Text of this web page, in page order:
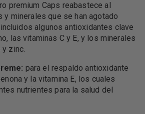
premium Caps reabastece al
y minerales que se han agotado
algunos antioxidantes clave
las vitaminas C y E, y los minerales
y zinc.
para el respaldo antioxidante
y la vitamina E, los cuales
nutrientes para la salud del